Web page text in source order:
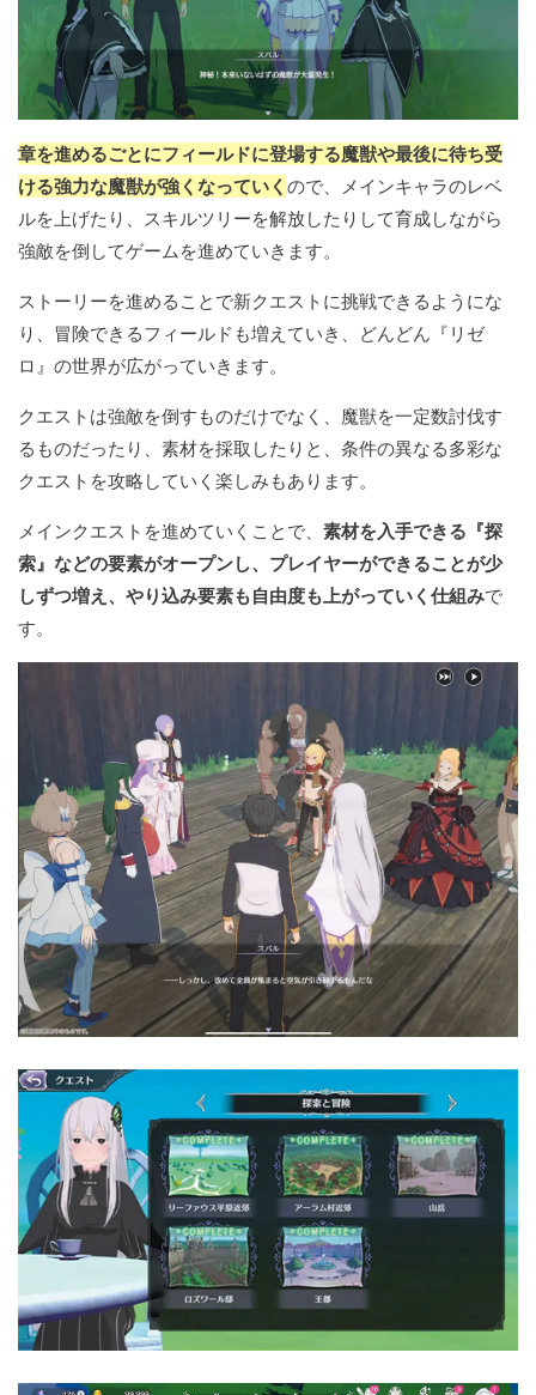
章を進めるごとにフィールドに登場する魔獣や最後に待ち受
ける強力な魔獣が強くなっていく ので、メインキャラのレベ
ルを上げたり、スキルツリーを解放したりして育成しながら
強敵を倒してゲームを進めていきます。
ストーリーを進めることで新クエストに挑戦できるようにな
り、冒険できるフィールドも増えていき、どんどん『リゼ
ロ』の世界が広がっていきます。
クエストは強敵を倒すものだけでなく、魔獣を一定数討伐す
るものだったり、素材を採取したりと、条件の異なる多彩な
クエストを攻略していく楽しみもあります。
メインクエストを進めていくことで、 素材を入手できる『探
索』などの要素がオープンし、プレイヤーができることが少
しずつ増え、やり込み要素も自由度も上がっていく仕組みで
す。